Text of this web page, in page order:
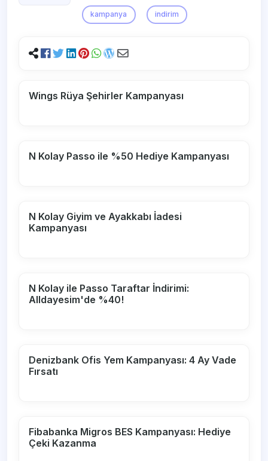
kampanya indirim
Wings Rüya Şehirler Kampanyası
N Kolay Passo ile %50 Hediye Kampanyası
N Kolay Giyim ve Ayakkabı İadesi
Kampanyası
N Kolay ile Passo Taraftar İndirimi:
Alldayesim'de %40!
Denizbank Ofis Yem Kampanyası: 4 Ay Vade
Fırsatı
Fibabanka Migros BES Kampanyası: Hediye
Çeki Kazanma